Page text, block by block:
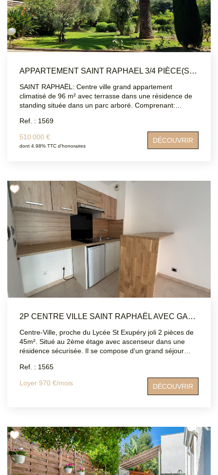
APPARTEMENT SAINT RAPHAEL 3/4 PIÈCE(S) 96 M2
SAINT RAPHAËL: Centre ville grand appartement
climatisé de 96 m² avec terrasse dans une résidence de
standing située dans un parc arboré. Comprenant:
une salle de bain, une salle d'eau, WC indépendant. Une
place de parking et une cave complètent ce bien.
Appartement à remettre au goût du jour. DPE: C
Contacter: ATRIUMSUD 04 94 83 1996 Bernard Loqués:
: www.georisques.gouv.f
Ref. : 1569
510 000 €
dont 4.98% TTC d'honoraires
DÉCOUVRIR
2P CENTRE VILLE SAINT RAPHAËL AVEC GARAGE
Centre-Ville, proche du Lycée St Exupéry joli 2 pièces de
45m². Situé au 2ème étage avec ascenseur dans une
résidence sécurisée. Il se compose d'un grand séjour
sur un balcon exposé OUEST , d'une salle de bain, d'un
WC indépendant, ainsi que d'une chambre avec placard
intégré. TOUT est collectif dans les charges y compris
RAPHAEL.
Ref. : 1565
Loyer 970 €/mois DÉCOUVRIR